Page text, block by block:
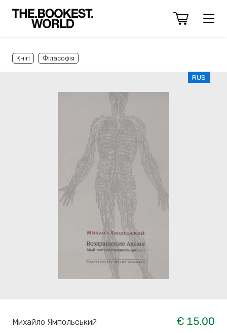
Кнігі Філасофія
RUS
Михайло Ямпольський
€ 15.00